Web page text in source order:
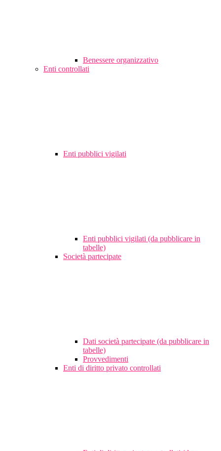
Benessere organizzativo
Enti controllati
Enti pubblici vigilati
Enti pubblici vigilati (da pubblicare in
tabelle)
Società partecipate
Dati società partecipate (da pubblicare in
tabelle)
Provvedimenti
Enti di diritto privato controllati